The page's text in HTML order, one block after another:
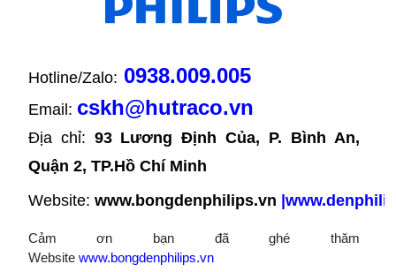
Hotline/Zalo: 0938.009.005
Email: cskh@hutraco.vn
Địa chỉ: 93 Lương Định Của, P. Bình An,
Quận 2, TP.Hồ Chí Minh
Website: www.bongdenphilips.vn
Cảm ơn bạn đã ghé thăm
Website www.bongdenphilips.vn